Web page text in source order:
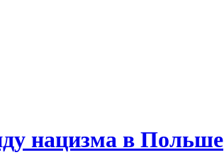
нацизма в Польше